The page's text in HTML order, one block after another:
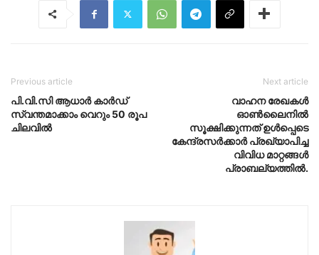
Previous article
പി.വി.സി ആധാര്‍ കാര്‍ഡ്
സ്വന്തമാക്കാം വെറും 50 രൂപ
ചിലവിൽ
Next article
വാഹന രേഖകൾ
ഓൺലൈനിൽ
സൂക്ഷിക്കുന്നത് ഉൾപ്പെടെ
കേന്ദ്രസർക്കാർ പ്രഖ്യാപിച്ച
വിവിധ മാറ്റങ്ങൾ
പ്രാബല്യത്തിൽ.